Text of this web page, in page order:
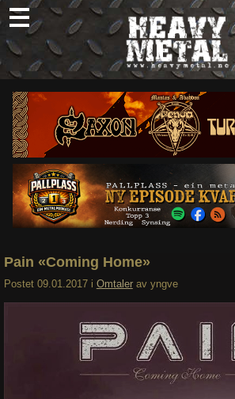
Skip
to
content
Nyheter
Omtaler
Intervjuer
Om oss
Abonner
Søk
Pain «Coming Home»
Postet 09.01.2017 i Omtaler av yngve